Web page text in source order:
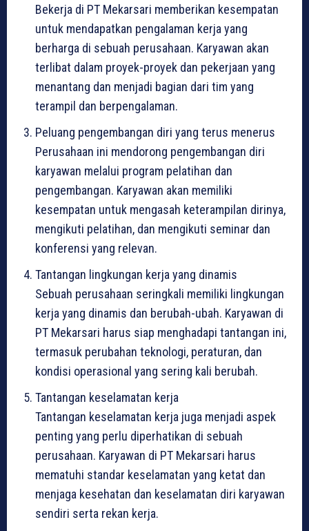
Bekerja di PT Mekarsari memberikan kesempatan
untuk mendapatkan pengalaman kerja yang
berharga di sebuah perusahaan. Karyawan akan
terlibat dalam proyek-proyek dan pekerjaan yang
menantang dan menjadi bagian dari tim yang
terampil dan berpengalaman.
Peluang pengembangan diri yang terus menerus
Perusahaan ini mendorong pengembangan diri
karyawan melalui program pelatihan dan
pengembangan. Karyawan akan memiliki
kesempatan untuk mengasah keterampilan dirinya,
mengikuti pelatihan, dan mengikuti seminar dan
konferensi yang relevan.
Tantangan lingkungan kerja yang dinamis
Sebuah perusahaan seringkali memiliki lingkungan
kerja yang dinamis dan berubah-ubah. Karyawan di
PT Mekarsari harus siap menghadapi tantangan ini,
termasuk perubahan teknologi, peraturan, dan
kondisi operasional yang sering kali berubah.
Tantangan keselamatan kerja
Tantangan keselamatan kerja juga menjadi aspek
penting yang perlu diperhatikan di sebuah
perusahaan. Karyawan di PT Mekarsari harus
mematuhi standar keselamatan yang ketat dan
menjaga kesehatan dan keselamatan diri karyawan
sendiri serta rekan kerja.